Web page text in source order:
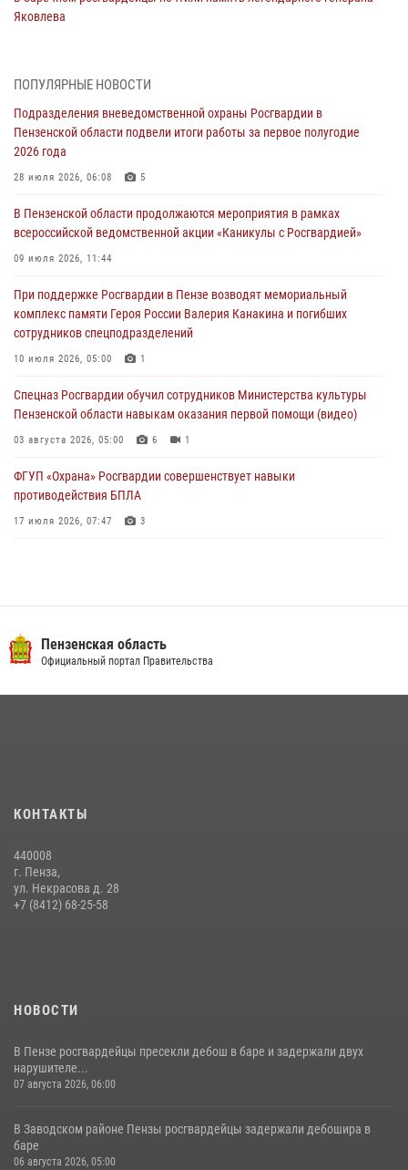
Яковлева
Сотрудники пензенского ОМОН «Страж» познакомили участников
05 августа 2026, 06:15
В Пензе сотрудники Росгвардии оказали помощь
дезориентированному пенсионеру
В Пензе при силовой поддержке Росгвардии пресечена
деятельность ОПГ, маскировавшейся под реабилитационный центр
04 августа 2026, 07:05
В Управлении Росгвардии по Пензенской области подвели итоги
работы за первое полугодие 2026 года
ПОПУЛЯРНЫЕ НОВОСТИ
Подразделения вневедомственной охраны Росгвардии в
Пензенской области подвели итоги работы за первое полугодие
2026 года
28 июля 2026, 06:08 5
В Пензенской области продолжаются мероприятия в рамках
всероссийской ведомственной акции «Каникулы с Росгвардией»
09 июля 2026, 11:44
При поддержке Росгвардии в Пензе возводят мемориальный
комплекс памяти Героя России Валерия Канакина и погибших
сотрудников спецподразделений
10 июля 2026, 05:00 1
Спецназ Росгвардии обучил сотрудников Министерства культуры
Пензенской области навыкам оказания первой помощи (видео)
03 августа 2026, 05:00 6 1
ФГУП «Охрана» Росгвардии совершенствует навыки
противодействия БПЛА
17 июля 2026, 07:47 3
Пензенский спецназ Росгвардии готовит студентов к окружному
этапу «Зарницы 2.0» (видео)
сборов «Гвардеец» с вооружением и техникой Росгвардии
Начальник Управления Росгвардии по Пензенской области Павел
Пучков посетил 55-й Всероссийский Лермонтовский праздник
Пензенская область
Официальный портал Правительства
КОНТАКТЫ
440008
г. Пенза,
ул. Некрасова д. 28
+7 (8412) 68-25-58
НОВОСТИ
В Пензе росгвардейцы пресекли дебош в баре и задержали двух
нарушителе...
07 августа 2026, 06:00
В Заводском районе Пензы росгвардейцы задержали дебошира в
баре
06 августа 2026, 05:00